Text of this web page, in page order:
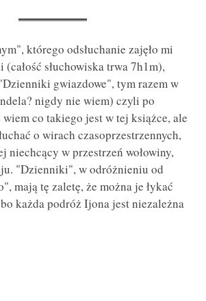
którego odsłuchanie zajęło mi
słuchowiska trwa 7h1m),
gwiazdowe", tym razem w
nigdy nie wiem) czyli po
co takiego jest w tej książce, ale
o wirach czasoprzestrzennych,
niechcący w przestrzeń wołowiny,
"Dzienniki", w odróżnieniu od
mają tę zaletę, że można je łykać
każda podróż Ijona jest niezależna